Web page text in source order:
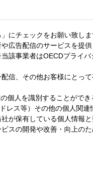
にチェックをお願い致しま
広告配信のサービスを提
該事業者はOECDプライバ
信、その他お客様にとっ
個人を識別することができ
レス等）その他の個人関連
が保有している個人情報
スの開発や改善・向上のた